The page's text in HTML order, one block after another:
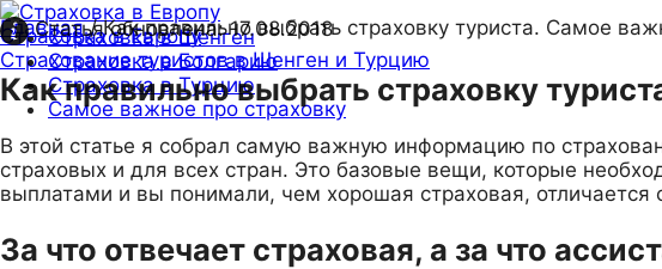
Страховка в Европу
Страхование туристов в Шенген и Турцию
Страховка в Шенген
Страховка в Болгарию
Страховка в Турцию
Самое важное про страховку
Главная / Как правильно выбрать страховку туриста. Самое
Статья обновлена:17.08.2018
Как правильно выбрать страховку
В этой статье я собрал самую важную информацию по
страховых и для всех стран. Это базовые вещи, которые
выплатами и вы понимали, чем хорошая страховая, отличается
За что отвечает страховая, а за что